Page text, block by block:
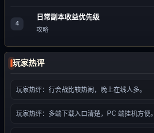
4
日常副本收益优先级
攻略
玩家热评
玩家热评：行会战比较热闹，晚上在线人多。
玩家热评：多端下载入口清楚，PC 端挂机方便。